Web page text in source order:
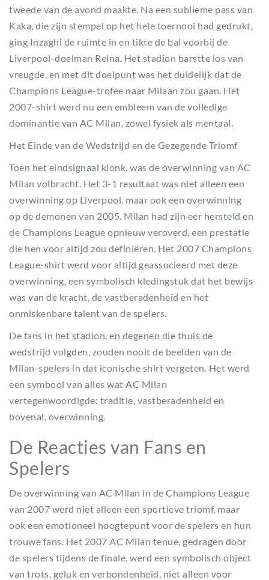
tweede van de avond maakte. Na een sublieme pass van
Kaka, die zijn stempel op het hele toernooi had gedrukt,
ging Inzaghi de ruimte in en tikte de bal voorbij de
Liverpool-doelman Reina. Het stadion barstte los van
vreugde, en met dit doelpunt was het duidelijk dat de
Champions League-trofee naar Milaan zou gaan. Het
2007-shirt werd nu een embleem van de volledige
dominantie van AC Milan, zowel fysiek als mentaal.
Het Einde van de Wedstrijd en de Gezegende Triomf
Toen het eindsignaal klonk, was de overwinning van AC
Milan volbracht. Het 3-1 resultaat was niet alleen een
overwinning op Liverpool, maar ook een overwinning
op de demonen van 2005. Milan had zijn eer hersteld en
de Champions League opnieuw veroverd, een prestatie
die hen voor altijd zou definiëren. Het 2007 Champions
League-shirt werd voor altijd geassocieerd met deze
overwinning, een symbolisch kledingstuk dat het bewijs
was van de kracht, de vastberadenheid en het
onmiskenbare talent van de spelers.
De fans in het stadion, en degenen die thuis de
wedstrijd volgden, zouden nooit de beelden van de
Milan-spelers in dat iconische shirt vergeten. Het werd
een symbool van alles wat AC Milan
vertegenwoordigde: traditie, vastberadenheid en
bovenal, overwinning.
De Reacties van Fans en
Spelers
De overwinning van AC Milan in de Champions League
van 2007 werd niet alleen een sportieve triomf, maar
ook een emotioneel hoogtepunt voor de spelers en hun
trouwe fans. Het 2007 AC Milan tenue, gedragen door
de spelers tijdens de finale, werd een symbolisch object
van trots, geluk en verbondenheid, niet alleen voor